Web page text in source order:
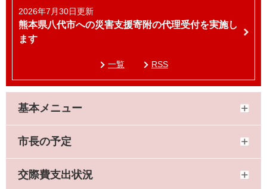
2026年7月30日更新
熊本県八代市への災害支援寄附の代理受付を実施し
ます
一覧 RSS
基本メニュー
市長の予定
交際費支出状況